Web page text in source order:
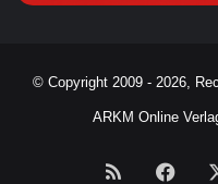
© Copyright 2009 - 2026,
ARKM Online
RSS